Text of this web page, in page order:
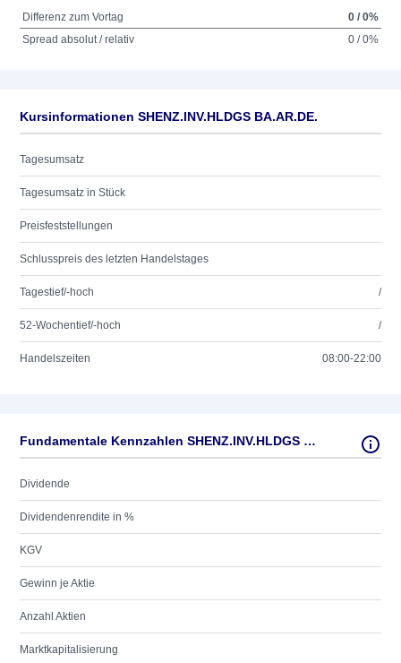
Differenz zum Vortag
0 / 0%
Spread absolut / relativ
0 / 0%
Kursinformationen SHENZ.INV.HLDGS BA.AR.DE.
Tagesumsatz
Tagesumsatz in Stück
Preisfeststellungen
Schlusspreis des letzten Handelstages
Tagestief/-hoch /
52-Wochentief/-hoch /
Handelszeiten 08:00-22:00
Fundamentale Kennzahlen SHENZ.INV.HLDGS BA.AR.DE.
Dividende
Dividendenrendite in %
KGV
Gewinn je Aktie
Anzahl Aktien
Marktkapitalisierung